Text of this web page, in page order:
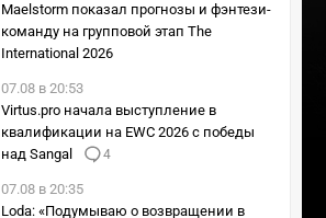
Maelstorm показал прогнозы и фэнтези-
команду на групповой этап The
International 2026
07.08 в 20:53
Virtus.pro начала выступление в
квалификации на EWC 2026 с победы
над Sangal
4
07.08 в 20:35
Loda: «Подумываю о возвращении в